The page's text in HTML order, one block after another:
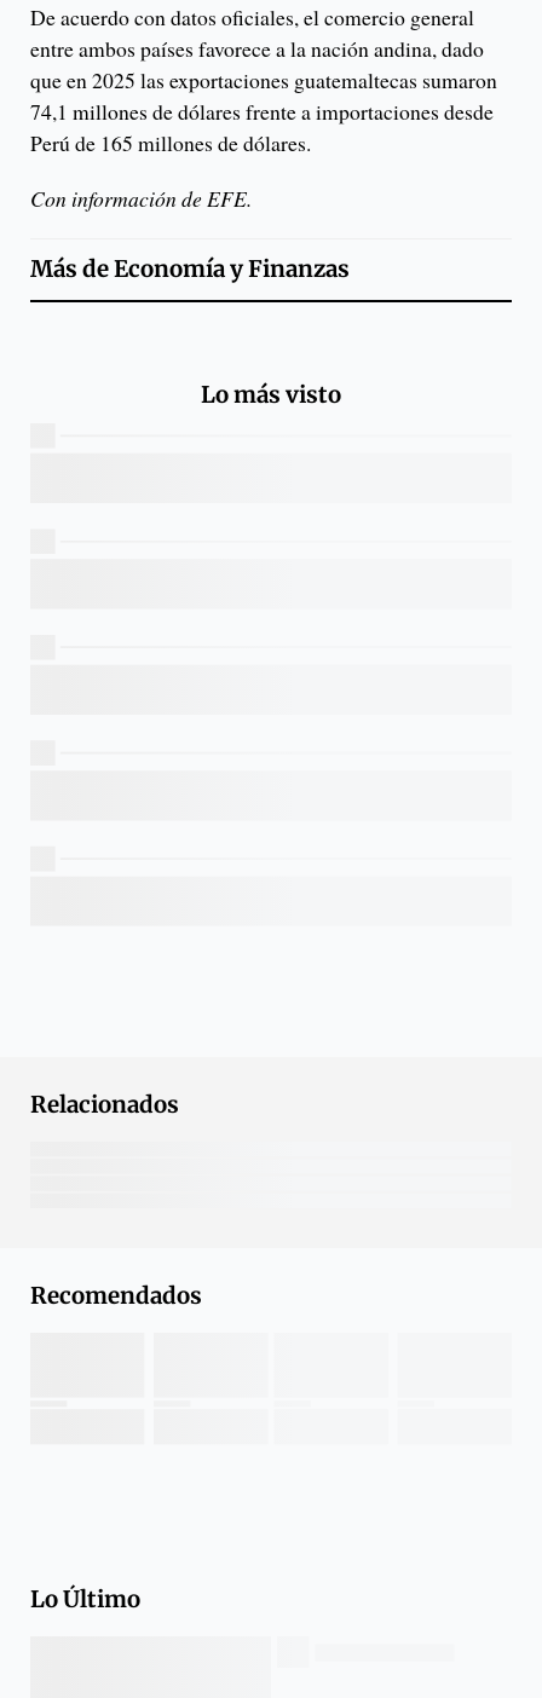
De acuerdo con datos oficiales, el comercio general
entre ambos países favorece a la nación andina, dado
que en 2025 las exportaciones guatemaltecas sumaron
74,1 millones de dólares frente a importaciones desde
Perú de 165 millones de dólares.
Con información de EFE.
Más deEconomía y Finanzas
Lo más visto
Relacionados
Recomendados
Lo Último